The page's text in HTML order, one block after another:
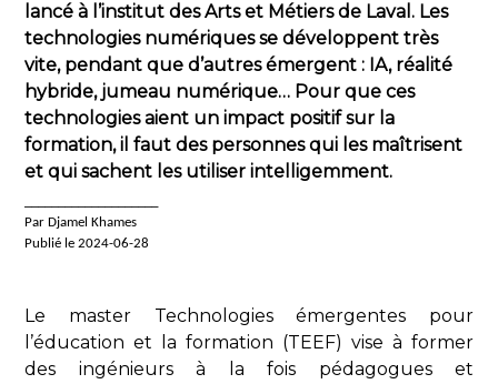
lancé à l’institut des Arts et Métiers de Laval. Les
technologies numériques se développent très
vite, pendant que d’autres émergent : IA, réalité
hybride, jumeau numérique… Pour que ces
technologies aient un impact positif sur la
formation, il faut des personnes qui les maîtrisent
et qui sachent les utiliser intelligemment.
Par Djamel Khames
Publié le 2024-06-28
Le master Technologies émergentes pour
l’éducation et la formation (TEEF) vise à former
des ingénieurs à la fois pédagogues et